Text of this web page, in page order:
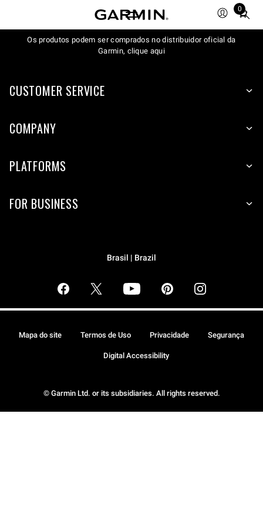
0
Total
items
in
Os produtos podem ser comprados no distribuidor oficial da
Garmin, clique aqui
CUSTOMER SERVICE
COMPANY
PLATFORMS
FOR BUSINESS
Brasil | Brazil
© Garmin Ltd. or its subsidiaries. All rights reserved.
Mapa do site Termos de Uso Privacidade Segurança
Digital Accessibility